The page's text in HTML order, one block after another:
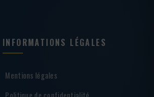
INFORMATIONS LÉGALES
Mentions légales